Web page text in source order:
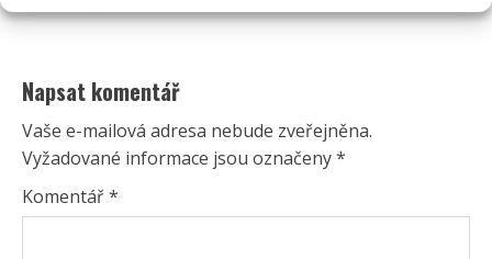
Napsat komentář
Vaše e-mailová adresa nebude zveřejněna.
Vyžadované informace jsou označeny*
Komentář*